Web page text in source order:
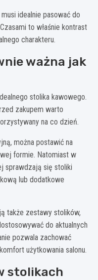
idealnie pasować do
to właśnie kontrast
charakteru.
ważna jak
stolika kawowego.
zakupem warto
na co dzień.
można postawić na
formie. Natomiast w
sprawdzają się stoliki
lub dodatkowe
także zestawy stolików,
do aktualnych
pozwala zachować
użytkowania salonu.
stolikach